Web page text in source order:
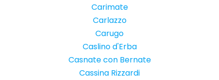
Carimate
Carlazzo
Carugo
Caslino d'Erba
Casnate con Bernate
Cassina Rizzardi